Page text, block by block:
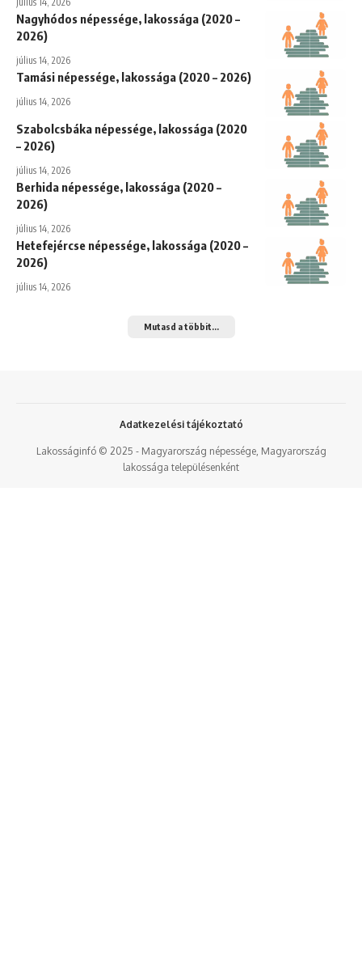
Nagyhódos népessége, lakossága (2020 –
2026)
július 14, 2026
Tamási népessége, lakossága (2020 – 2026)
július 14, 2026
Szabolcsbáka népessége, lakossága (2020
– 2026)
július 14, 2026
Berhida népessége, lakossága (2020 –
2026)
július 14, 2026
Hetefejércse népessége, lakossága (2020 –
2026)
július 14, 2026
Mutasd a többit...
Lakosságinfó © 2025 - Magyarország népessége, Magyarország
lakossága településenként
Adatkezelési tájékoztató